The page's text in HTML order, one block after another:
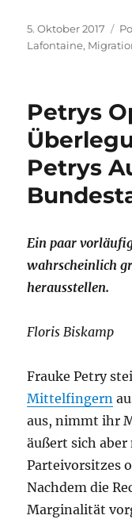
Veröffentlicht
am
5. Oktober 2017
Lafontaine,
Petrys
Petrys
Ein paar
wahrscheinlich
herausstellen.
Floris Biskamp
Frauke Petry
Mittelfingern
aus, nimmt ihr
äußert sich
Parteivorsitzes
Nachdem die
Marginalität